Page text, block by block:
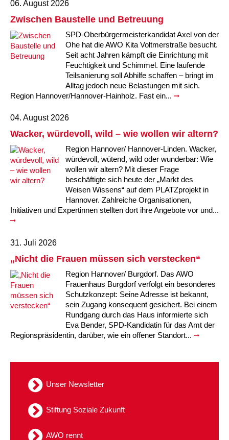
06. August 2026
Zwischen Baustelle und Betreuung
SPD-Oberbürgermeisterkandidat Axel von der
Ohe hat die AWO Kita Voltmerstraße besucht.
Seit acht Jahren kämpft die Einrichtung mit
Feuchtigkeit und Schimmel. Eine laufende
Teilsanierung soll Abhilfe schaffen – bringt im
Alltag jedoch neue Belastungen mit sich.
Region Hannover/Hannover-Hainholz. Fast ein...
04. August 2026
Wacker, würdevoll, wild – wie wollen wir altern?
Region Hannover/ Hannover-Linden. Wacker,
würdevoll, wütend, wild oder wunderbar: Wie
wollen wir altern? Mit dieser Frage
beschäftigte sich heute der „Markt des
Weisen Wissens“ auf dem PLATZprojekt in
Hannover. Zahlreiche Organisationen,
Initiativen und Expertinnen stellten dort ihre Angebote vor und...
31. Juli 2026
„Nicht die Frauen müssen sich verstecken“
Region Hannover/ Burgdorf. Das AWO
Frauenhaus Burgdorf verfolgt ein besonderes
Schutzkonzept: Seine Adresse ist bekannt,
sein Zugang konsequent gesichert. Bei einem
Rundgang durch das Haus informierte sich
Eva Bender, SPD-Kandidatin für das Amt der
Regionspräsidentin, darüber, wie ein offener Standort...
Unser Newsletter
Stiftung Soziale Zukunft
AWO rennt